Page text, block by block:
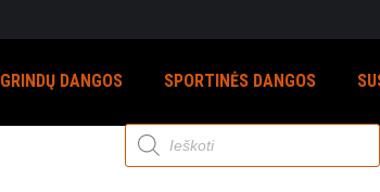
GRINDŲ DANGOS SPORTINĖS DANGOS
Products
search